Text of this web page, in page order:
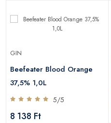
GIN
Beefeater Blood Orange
37,5% 1,0L
5/5
8 138 Ft